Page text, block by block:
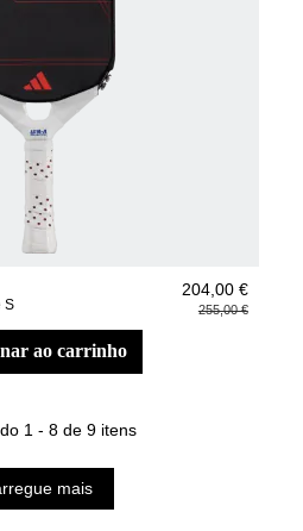
S
204,00 €
255,00 €
ao carrinho
1 - 8 de 9 itens
mais